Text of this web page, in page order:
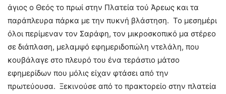
άγιος ο Θεός το πρωί στην Πλατεία τού Άρεως και τα
παράπλευρα πάρκα με την πυκνή βλάστηση. Το μεσημέρι
όλοι περίμεναν τον Σαράφη, τον μικροσκοπικό μα στέρεο
σε διάπλαση, μελαμψό εφημεριδοπώλη ντελάλη, που
κουβάλαγε στο πλευρό του ένα τεράστιο μάτσο
εφημερίδων που μόλις είχαν φτάσει από την
πρωτεύουσα. Ξεκινούσε από το πρακτορείο στην πλατεία